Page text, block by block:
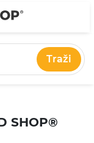
Traži
SHOP®